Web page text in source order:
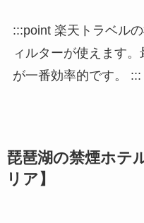
:::point 楽天トラベル
ィルターが使えます
が一番効率的です。 :::
琵琶湖の禁煙ホテ
リア】